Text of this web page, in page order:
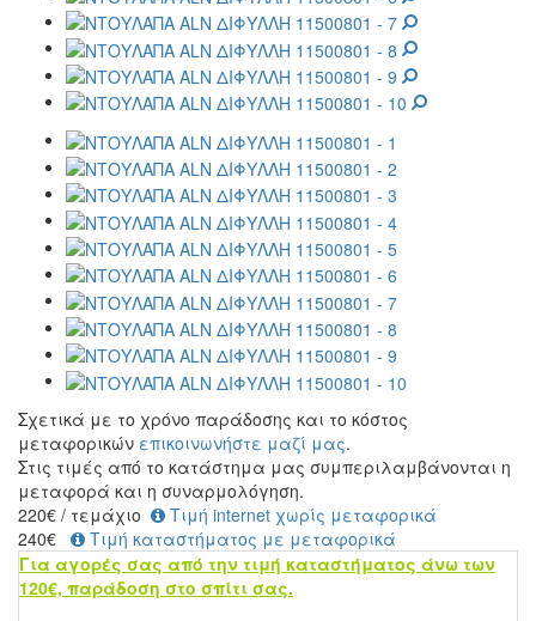
Σχετικά με το χρόνο παράδοσης και το κόστος
μεταφορικών επικοινωνήστε μαζί μας.
Στις τιμές από το κατάστημα μας συμπεριλαμβάνονται η
μεταφορά και η συναρμολόγηση.
220€ / τεμάχιο
Τιμή internet χωρίς μεταφορικά
240€
Τιμή καταστήματος με μεταφορικά
Για αγορές σας από την τιμή καταστήματος άνω των
120€, παράδοση στο σπίτι σας.